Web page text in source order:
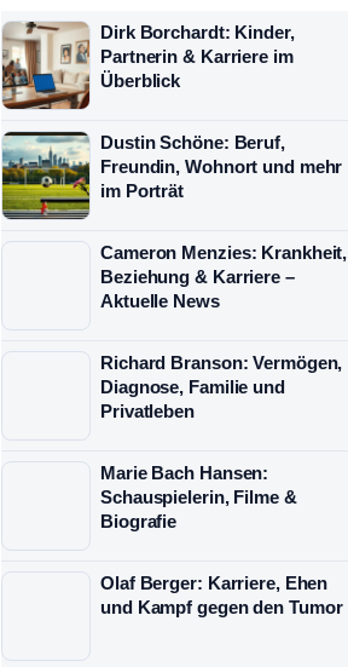
Dirk Borchardt: Kinder,
Partnerin & Karriere im
Überblick
Dustin Schöne: Beruf,
Freundin, Wohnort und mehr
im Porträt
Cameron Menzies: Krankheit,
Beziehung & Karriere –
Aktuelle News
Richard Branson: Vermögen,
Diagnose, Familie und
Privatleben
Marie Bach Hansen:
Schauspielerin, Filme &
Biografie
Olaf Berger: Karriere, Ehen
und Kampf gegen den Tumor